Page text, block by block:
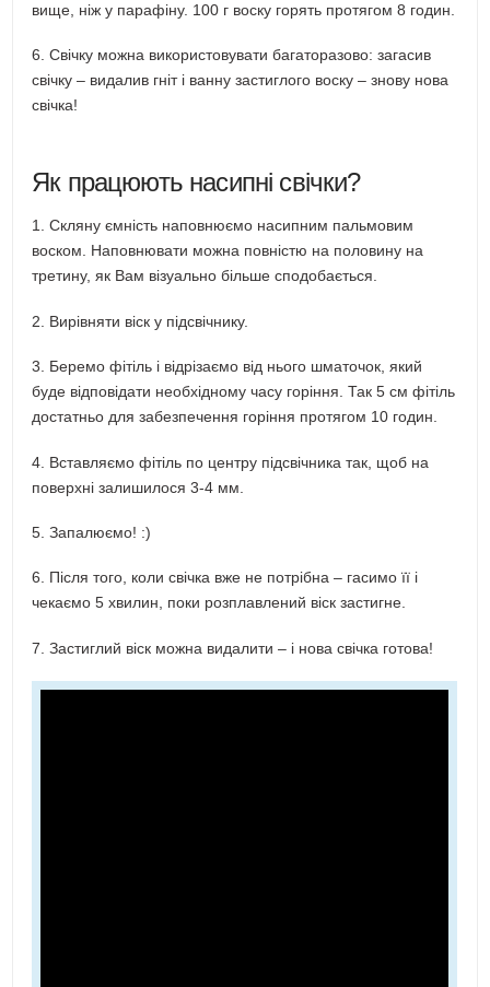
вище, ніж у парафіну. 100 г воску горять протягом 8 годин.
6. Свічку можна використовувати багаторазово: загасив
свічку – видалив гніт і ванну застиглого воску – знову нова
свічка!
Як працюють насипні свічки?
1. Скляну ємність наповнюємо насипним пальмовим
воском. Наповнювати можна повністю на половину на
третину, як Вам візуально більше сподобається.
2. Вирівняти віск у підсвічнику.
3. Беремо фітіль і відрізаємо від нього шматочок, який
буде відповідати необхідному часу горіння. Так 5 см фітіль
достатньо для забезпечення горіння протягом 10 годин.
4. Вставляємо фітіль по центру підсвічника так, щоб на
поверхні залишилося 3-4 мм.
5. Запалюємо! :)
6. Після того, коли свічка вже не потрібна – гасимо її і
чекаємо 5 хвилин, поки розплавлений віск застигне.
7. Застиглий віск можна видалити – і нова свічка готова!